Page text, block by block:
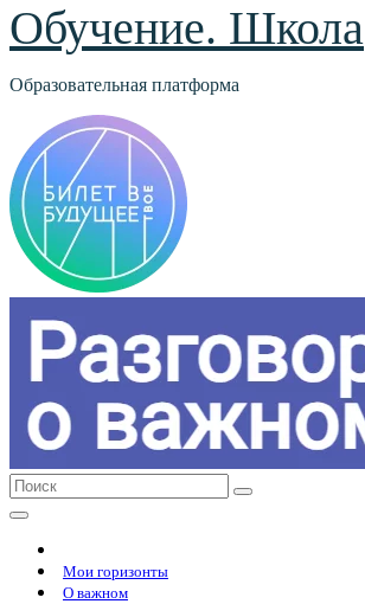
Обучение. Школа
Образовательная платформа
Мои горизонты
О важном